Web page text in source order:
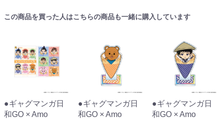
この商品を買った人はこちらの商品も一緒に購入しています
●ギャグマンガ日
和GO × Amo
●ギャグマンガ日
和GO × Amo
●ギャグマンガ日
和GO × Amo